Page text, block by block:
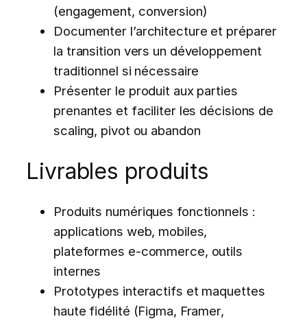
(engagement, conversion)
Documenter l’architecture et préparer
la transition vers un développement
traditionnel si nécessaire
Présenter le produit aux parties
prenantes et faciliter les décisions de
scaling, pivot ou abandon
Livrables produits
Produits numériques fonctionnels :
applications web, mobiles,
plateformes e-commerce, outils
internes
Prototypes interactifs et maquettes
haute fidélité (Figma, Framer,